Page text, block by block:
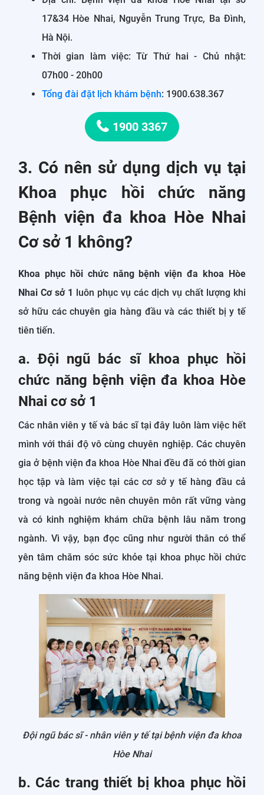
17&34 Hòe Nhai, Nguyễn Trung Trực, Ba Đình,
Hà Nội.
Thời gian làm việc: Từ Thứ hai - Chủ nhật:
07h00 - 20h00
Tổng đài đặt lịch khám bệnh: 1900.638.367
1900 3367
3. Có nên sử dụng dịch vụ tại
Khoa phục hồi chức năng
Bệnh viện đa khoa Hòe Nhai
Cơ sở 1 không?
Khoa phục hồi chức năng bệnh viện đa khoa Hòe
Nhai Cơ sở 1 luôn phục vụ các dịch vụ chất lượng khi
sở hữu các chuyên gia hàng đầu và các thiết bị y tế
tiên tiến.
a. Đội ngũ bác sĩ khoa phục hồi
chức năng bệnh viện đa khoa Hòe
Nhai cơ sở 1
Các nhân viên y tế và bác sĩ tại đây luôn làm việc hết
mình với thái độ vô cùng chuyên nghiệp. Các chuyên
gia ở bệnh viện đa khoa Hòe Nhai đều đã có thời gian
học tập và làm việc tại các cơ sở y tế hàng đầu cả
trong và ngoài nước nên chuyên môn rất vững vàng
và có kinh nghiệm khám chữa bệnh lâu năm trong
ngành. Vì vậy, bạn đọc cũng như người thân có thể
yên tâm chăm sóc sức khỏe tại khoa phục hồi chức
năng bệnh viện đa khoa Hòe Nhai.
Đội ngũ bác sĩ - nhân viên y tế tại bệnh viện đa khoa
Hòe Nhai
b. Các trang thiết bị khoa phục hồi